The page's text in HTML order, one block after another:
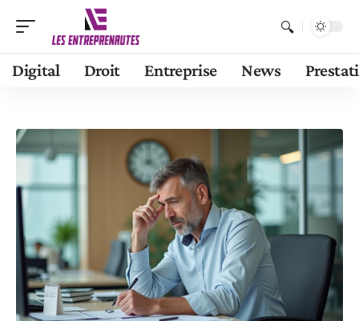
Digital Droit Entreprise News